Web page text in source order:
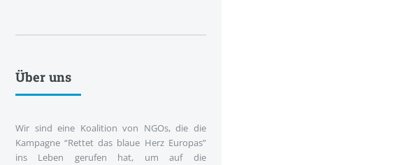
Über uns
Wir sind eine Koalition von NGOs, die die
Kampagne “Rettet das blaue Herz Europas”
ins Leben gerufen hat, um auf die